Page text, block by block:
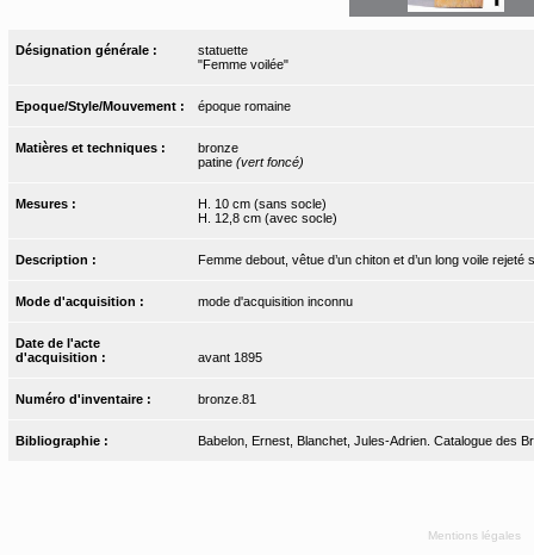
Désignation générale :
statuette
"Femme voilée"
Epoque/Style/Mouvement : époque romaine
Matières et techniques :
bronze
patine (vert foncé)
Mesures :
H. 10 cm (sans socle)
H. 12,8 cm (avec socle)
Description : Femme debout, vêtue d’un chiton et d’un long voile
Mode d'acquisition : mode d'acquisition inconnu
Date de l'acte
d'acquisition :
avant 1895
Numéro d'inventaire : bronze.81
Bibliographie : Babelon, Ernest, Blanchet, Jules-Adrien. Catalogue des
Mentions légales